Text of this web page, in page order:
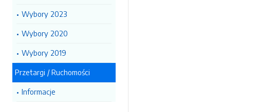
Wybory 2023
Wybory 2020
Wybory 2019
Przetargi / Ruchomości
Informacje